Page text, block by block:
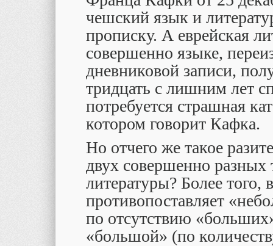
чешский язык и
прописку. А еврейская
совершенно языке,
дневниковой записи,
тридцать с лишним лет
потребуется страшная
котором говорит Кафка.
Но отчего же такое
двух совершенно
литературы? Более того,
противопоставляет
по отсутствию
«большой» (по